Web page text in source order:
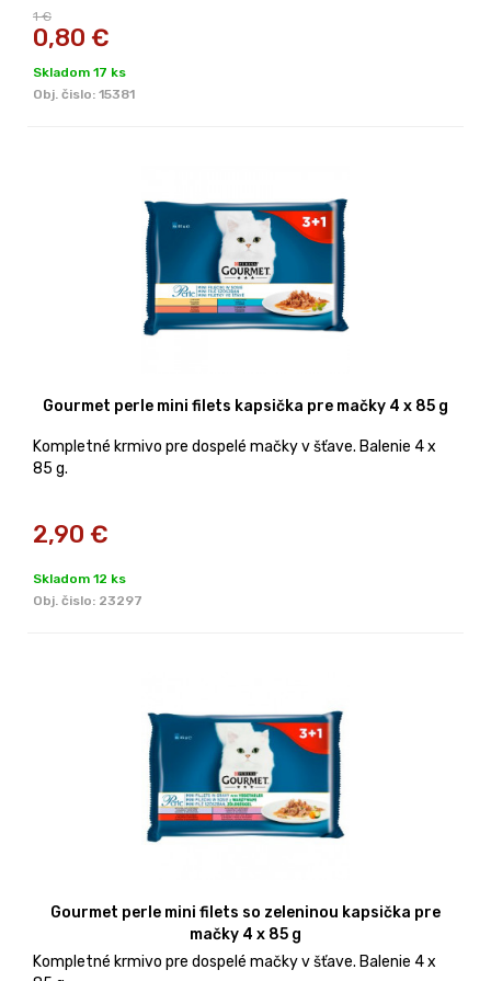
1 €
0,80 €
Skladom 17 ks
Obj. čislo: 15381
Gourmet perle mini filets kapsička pre mačky 4 x 85 g
Kompletné krmivo pre dospelé mačky v šťave. Balenie 4 x
85 g.
2,90 €
Skladom 12 ks
Obj. čislo: 23297
Gourmet perle mini filets so zeleninou kapsička pre
mačky 4 x 85 g
Kompletné krmivo pre dospelé mačky v šťave. Balenie 4 x